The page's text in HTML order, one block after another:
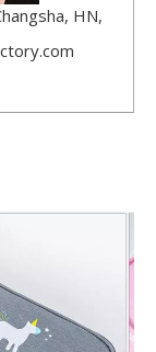
HN,